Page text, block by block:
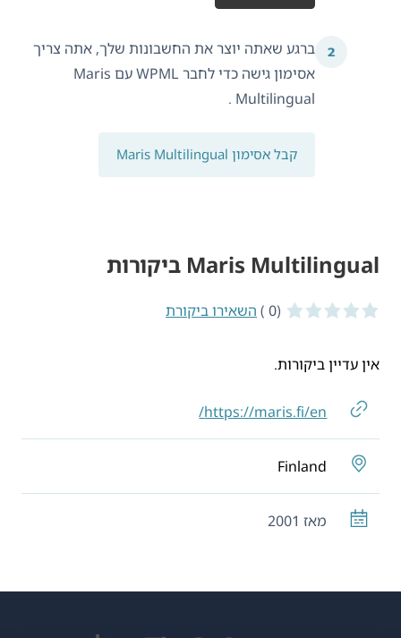
ברגע שאתה יוצר את החשבונות שלך, אתה צריך
אסימון גישה כדי לחבר WPML עם Maris
Multilingual .
קבל אסימון Maris Multilingual
Maris Multilingual ביקורות
0 of 5 stars(0 ) השאירו ביקורת
אין עדיין ביקורות.
https://maris.fi/en/
Finland
מאז 2001